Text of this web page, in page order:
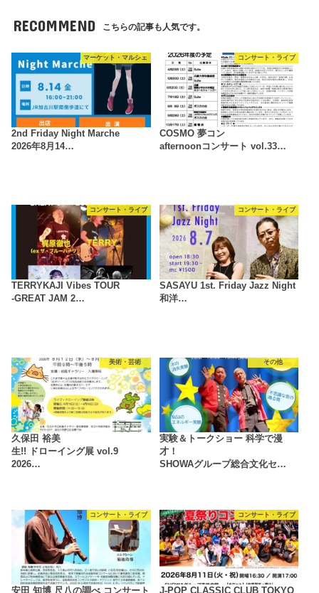
RECOMMEND こちらの記事も人気です。
マーケット・マルシェ
2nd Friday Night Marche
2026年8月14…
コンサート・ライブ
COSMO 夢コン
afternoonコンサート vol.33…
コンサート・ライブ
TERRYKAJI Vibes TOUR
-GREAT JAM 2…
コンサート・ライブ
SASAYU 1st. Friday Jazz Night
和洋…
美術・芸術
久保田 裕美
生!! ドローイング展 vol.9
2026…
その他
実験＆トークショー 科学で漫
才！
SHOWAグループ総合文化セ…
コンサート・ライブ
安田 知博 尺八の調べ コンサート
コンサート・ライブ
J-POP CLASSIC CLUB TOKYO